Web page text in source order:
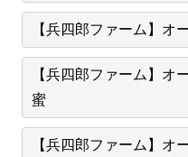
【兵四郎ファーム】オ
【兵四郎ファーム】オ
蜜
【兵四郎ファーム】オ